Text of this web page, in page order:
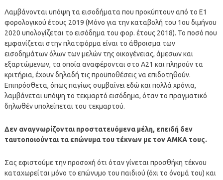
Λαμβάνονται υπόψη τα εισοδήματα που προκύπτουν από το Ε1
φορολογικού έτους 2019 (Μόνο για την καταβολή του 1ου διμήνου
2020 υπολογίζεται το εισόδημα του φορ. έτους 2018). Το ποσό που
εμφανίζεται στην πλατφόρμα είναι το άθροισμα των
εισοδημάτων όλων των μελών της οικογένειας, άμεσων και
εξαρτώμενων, τα οποία αναφέρονται στο Α21 και πληρούν τα
κριτήρια, έχουν δηλαδή τις προϋποθέσεις να επιδοτηθούν.
Επιπρόσθετα, όπως παγίως συμβαίνει εδώ και πολλά χρόνια,
λαμβάνεται υπόψη το τεκμαρτό εισόδημα, όταν το πραγματικό
δηλωθέν υπολείπεται του τεκμαρτού.
Δεν αναγνωρίζονται προστατευόμενα μέλη, επειδή δεν
ταυτοποιούνται τα επώνυμα του τέκνων με τον ΑΜΚΑ τους.
Σας εφιστούμε την προσοχή ότι όταν γίνεται προσθήκη τέκνου
καταχωρείται μόνο το επώνυμο του παιδιού (όχι το όνομά του) και